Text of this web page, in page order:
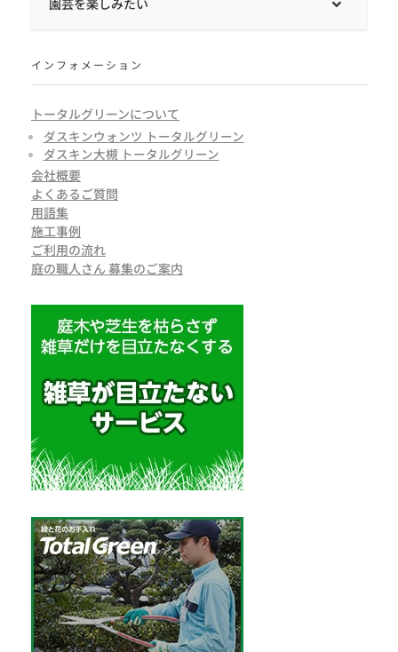
インフォメーション
トータルグリーンについて
ダスキンウォンツ トータルグリーン
ダスキン大槻 トータルグリーン
会社概要
よくあるご質問
用語集
施工事例
ご利用の流れ
庭の職人さん 募集のご案内